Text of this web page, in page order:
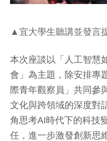
▲宜大學生聽講並發言
本次座談以「人工智慧
會」為主題，除安排專
際青年觀察員」共同參
文化與跨領域的深度對
角思考AI時代下的科技
任，進一步激發創新思